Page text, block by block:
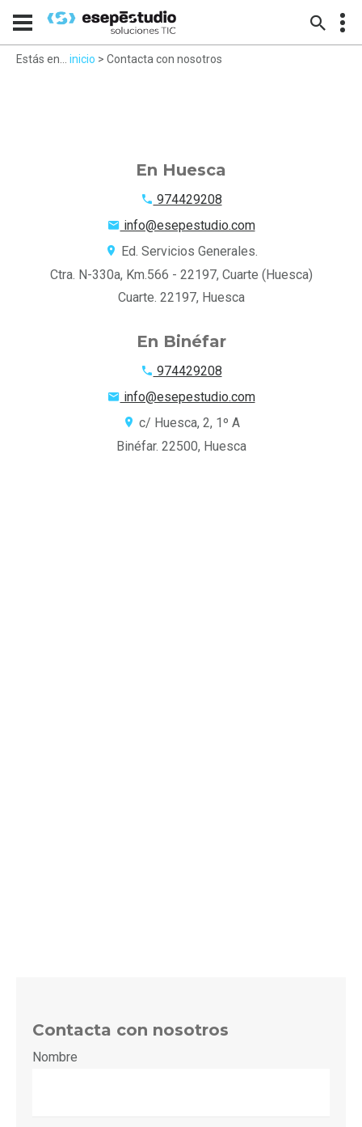
Estás en... inicio > Contacta con nosotros
En Huesca
974429208
info@esepestudio.com
Ed. Servicios Generales.
Ctra. N-330a, Km.566 - 22197, Cuarte (Huesca)
Cuarte. 22197, Huesca
En Binéfar
974429208
info@esepestudio.com
c/ Huesca, 2, 1º A
Binéfar. 22500, Huesca
Contacta con nosotros
Nombre